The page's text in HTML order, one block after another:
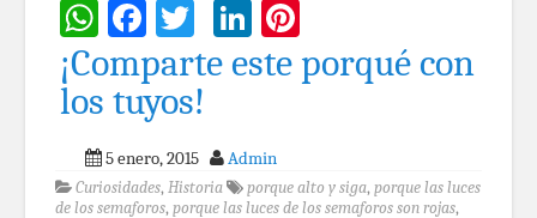
WhatsApp
Facebook
TwitterLinkedIn
¡Comparte este porqué con
los tuyos!
5 enero, 2015 Admin
Curiosidades, Historia porque alto y siga, porque las luces
de los semaforos, porque las luces de los semaforos son rojas,